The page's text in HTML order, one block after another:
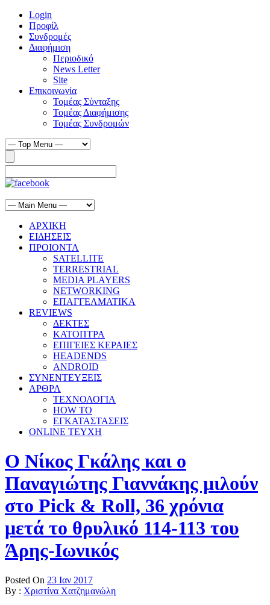
Login
Προφίλ
Συνδρομές
Διαφήμιση
Περιοδικό
News Letter
Site
Επικοινωνία
Τομέας Σύνταξης
Τομέας Διαφήμισης
Τομέας Συνδρομών
ΑΡΧΙΚΗ
ΕΙΔΗΣΕΙΣ
ΠΡΟΙΟΝΤΑ
SATELLITE
TERRESTRIAL
MEDIA PLAYERS
NETWORKING
ΕΠΑΓΓΕΛΜΑΤΙΚΑ
REVIEWS
ΔΕΚΤΕΣ
ΚΑΤΟΠΤΡΑ
ΕΠΙΓΕΙΕΣ ΚΕΡΑΙΕΣ
HEADENDS
ANDROID
ΣΥΝΕΝΤΕΥΞΕΙΣ
ΑΡΘΡΑ
ΤΕΧΝΟΛΟΓΙΑ
HOW TO
ΕΓΚΑΤΑΣΤΑΣΕΙΣ
ONLINE TEYXH
Ο Νίκος Γκάλης και ο
Παναγιώτης Γιαννάκης μιλούν
στο Pick & Roll, 36 χρόνια
μετά το θρυλικό 114-113 του
Άρης-Ιωνικός
Posted On 23 Ιαν 2017
By : Χριστίνα Χατζημανώλη